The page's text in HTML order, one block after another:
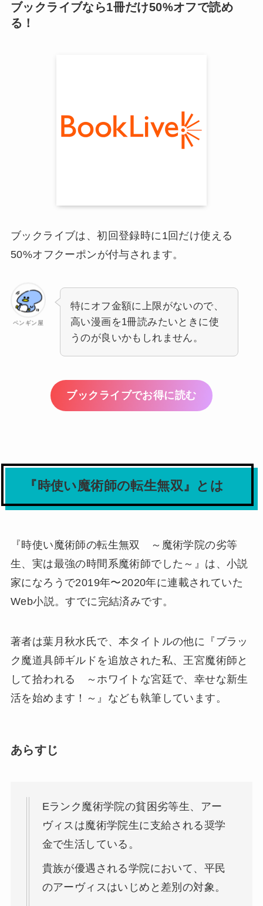
ブックライブなら1冊だけ50%オフで読め
る！
ブックライブは、初回登録時に1回だけ使える
50%オフクーポンが付与されます。
ペンギン屋
特にオフ金額に上限がないので、
高い漫画を1冊読みたいときに使
うのが良いかもしれません。
ブックライブでお得に読む
『時使い魔術師の転生無双』とは
『時使い魔術師の転生無双 ～魔術学院の劣等
生、実は最強の時間系魔術師でした～』は、小説
家になろうで2019年〜2020年に連載されていた
Web小説。すでに完結済みです。
著者は葉月秋水氏で、本タイトルの他に『ブラッ
ク魔道具師ギルドを追放された私、王宮魔術師と
して拾われる ～ホワイトな宮廷で、幸せな新生
活を始めます！～』なども執筆しています。
あらすじ
Eランク魔術学院の貧困劣等生、アー
ヴィスは魔術学院生に支給される奨学
金で生活している。
貴族が優遇される学院において、平民
のアーヴィスはいじめと差別の対象。